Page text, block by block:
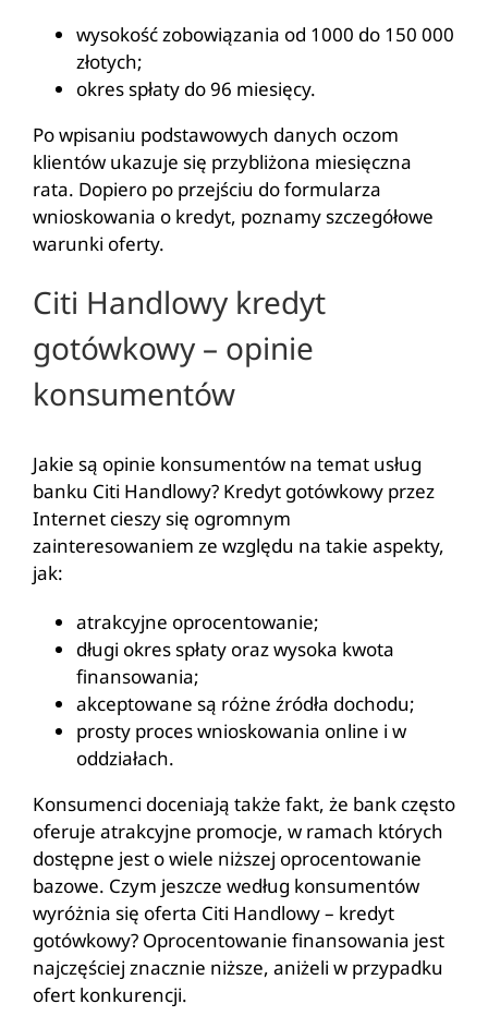
wysokość zobowiązania od 1000 do 150 000
złotych;
okres spłaty do 96 miesięcy.
Po wpisaniu podstawowych danych oczom
klientów ukazuje się przybliżona miesięczna
rata. Dopiero po przejściu do formularza
wnioskowania o kredyt, poznamy szczegółowe
warunki oferty.
Citi Handlowy kredyt
gotówkowy – opinie
konsumentów
Jakie są opinie konsumentów na temat usług
banku Citi Handlowy? Kredyt gotówkowy przez
Internet cieszy się ogromnym
zainteresowaniem ze względu na takie aspekty,
jak:
atrakcyjne oprocentowanie;
długi okres spłaty oraz wysoka kwota
finansowania;
akceptowane są różne źródła dochodu;
prosty proces wnioskowania online i w
oddziałach.
Konsumenci doceniają także fakt, że bank często
oferuje atrakcyjne promocje, w ramach których
dostępne jest o wiele niższej oprocentowanie
bazowe. Czym jeszcze według konsumentów
wyróżnia się oferta Citi Handlowy – kredyt
gotówkowy? Oprocentowanie finansowania jest
najczęściej znacznie niższe, aniżeli w przypadku
ofert konkurencji.